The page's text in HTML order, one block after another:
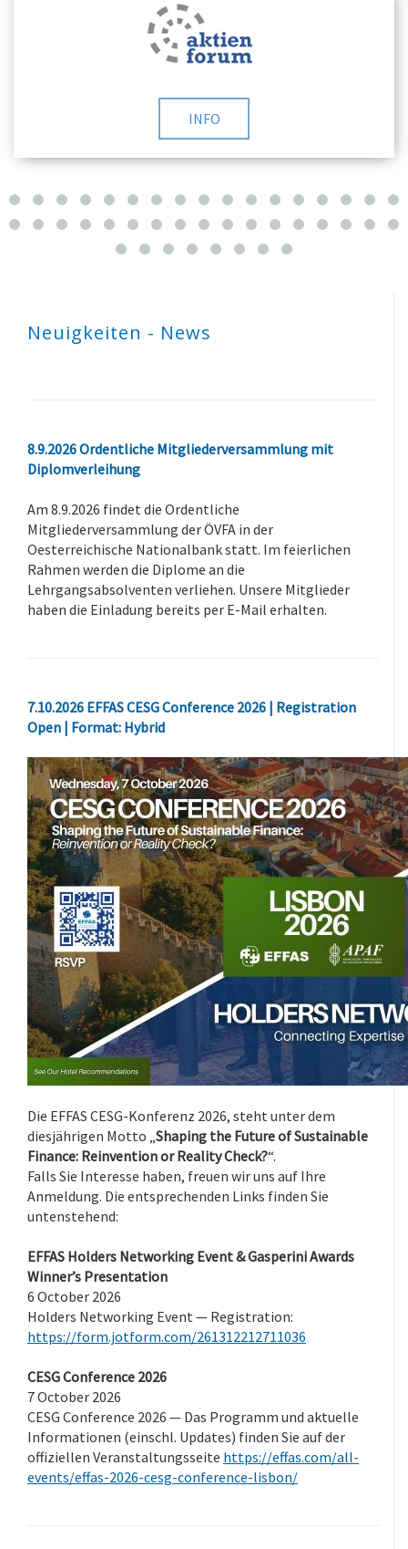
INFO
Neuigkeiten - News
8.9.2026 Ordentliche Mitgliederversammlung mit
Diplomverleihung
Am 8.9.2026 findet die Ordentliche
Mitgliederversammlung der ÖVFA in der
Oesterreichische Nationalbank statt. Im feierlichen
Rahmen werden die Diplome an die
Lehrgangsabsolventen verliehen. Unsere Mitglieder
haben die Einladung bereits per E-Mail erhalten.
7.10.2026 EFFAS CESG Conference 2026 | Registration
Open | Format: Hybrid
Die EFFAS CESG-Konferenz 2026, steht unter dem
diesjährigen Motto „Shaping the Future of Sustainable
Finance: Reinvention or Reality Check?“.
Falls Sie Interesse haben, freuen wir uns auf Ihre
Anmeldung. Die entsprechenden Links finden Sie
untenstehend:
EFFAS Holders Networking Event & Gasperini Awards
Winner’s Presentation
6 October 2026
Holders Networking Event — Registration:
https://form.jotform.com/261312212711036
CESG Conference 2026
7 October 2026
CESG Conference 2026 — Das Programm und aktuelle
Informationen (einschl. Updates) finden Sie auf der
offiziellen Veranstaltungsseite https://effas.com/all-
events/effas-2026-cesg-conference-lisbon/